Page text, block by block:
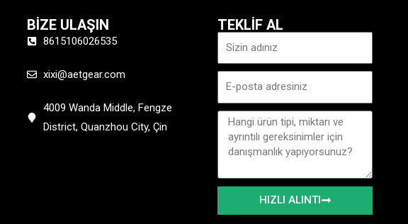
BİZE ULAŞIN
8615106026535
xixi@aetgear.com
4009 Wanda Middle, Fengze
District, Quanzhou City, Çin
TEKLİF AL
E-
Mesaj
HIZLI ALINTI